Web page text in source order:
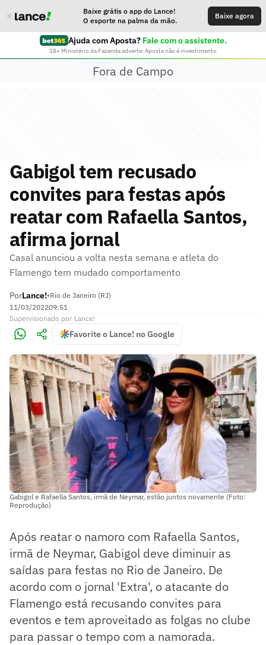
Baixe grátis o app do Lance!
O esporte na palma da mão.
Baixe agora
Ajuda com Aposta? Fale com o assistente.
18+ Ministério da Fazenda adverte: Aposta não é investimento
Fora de Campo
Gabigol tem recusado
convites para festas após
reatar com Rafaella Santos,
afirma jornal
Casal anunciou a volta nesta semana e atleta do
Flamengo tem mudado comportamento
PorLance!•Rio de Janeiro (RJ)
11/03/202209:51
Supervisionado por Lance!
Favorite o Lance! no Google
Gabigol e Rafaella Santos, irmã de Neymar, estão juntos novamente (Foto:
Reprodução)
Após reatar o namoro com Rafaella Santos,
irmã de Neymar, Gabigol deve diminuir as
saídas para festas no Rio de Janeiro. De
acordo com o jornal 'Extra', o atacante do
Flamengo está recusando convites para
eventos e tem aproveitado as folgas no clube
para passar o tempo com a namorada.